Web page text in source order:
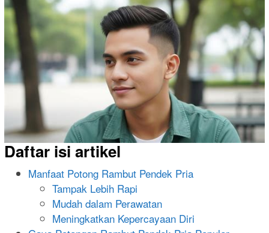
Daftar isi artikel
Manfaat Potong Rambut Pendek Pria
Tampak Lebih Rapi
Mudah dalam Perawatan
Meningkatkan Kepercayaan Diri